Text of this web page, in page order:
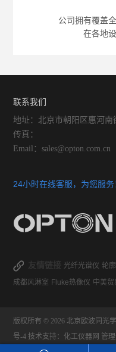
公司拥有覆盖
在各地
联系我们
地址：北京市朝阳区惠河南
传真：
Email：sales@opton.com.cn
24小时在线客服，为您服务
友情链接 光纤光谱仪 轮
成都风淋室 Fluke热像仪 中美贸
版权所有 © 2026 北京欧波同光
号-4 技术支持： 化工仪器网 管